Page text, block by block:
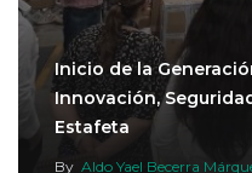
Inicio de la
Innovación,
Estafeta
By Aldo Yael Becerra